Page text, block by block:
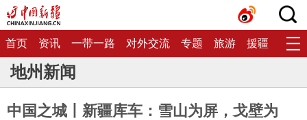
首页 资讯 一带一路 对外交流 专题 旅游 援疆 生态
地州新闻
中国之城丨新疆库车：雪山为屏，戈壁为